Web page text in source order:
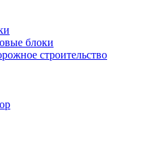
блоки
строительство